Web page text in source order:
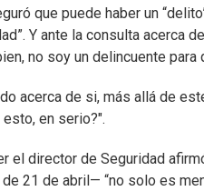
que puede haber un
Y ante la consulta acerca
no soy un delincuente
acerca de si, más allá de
en serio?".
el director de Seguridad
21 de abril— “no solo es